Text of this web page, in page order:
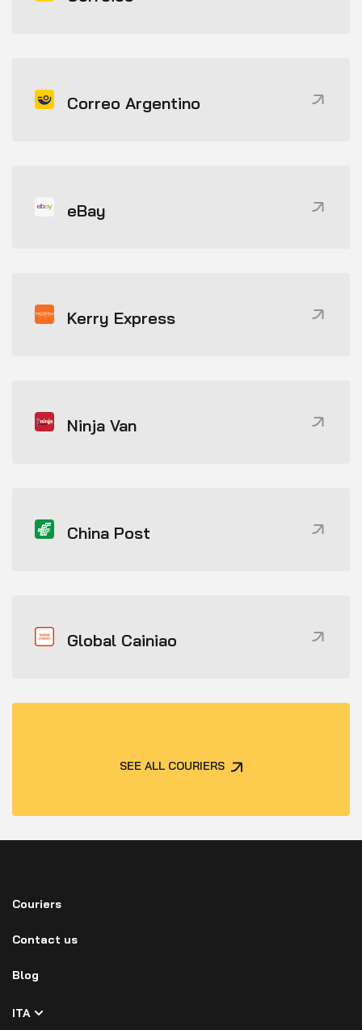
Correo Argentino
eBay
Kerry Express
Ninja Van
China Post
Global Cainiao
SEE ALL COURIERS
Couriers
Contact us
Blog
ITA